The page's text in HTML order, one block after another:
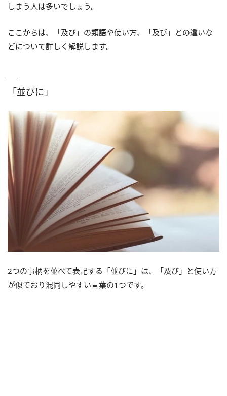
しまう人は多いでしょう。
ここからは、「及び」の類語や使い方、「及び」との違いな
どについて詳しく解説します。
「並びに」
2つの事柄を並べて表記する「並びに」は、「及び」と使い方
が似ており混同しやすい言葉の1つです。